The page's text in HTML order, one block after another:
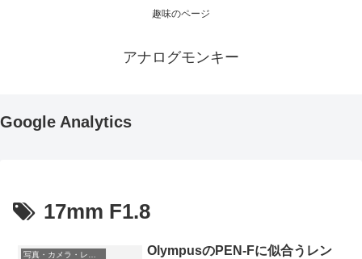
趣味のページ
アナログモンキー
Google Analytics
17mm F1.8
OlympusのPEN-Fに似合うレン